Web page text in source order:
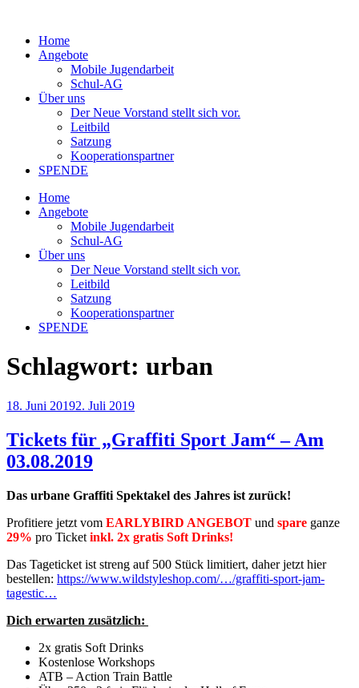
Home
Angebote
Mobile Jugendarbeit
Schul-AG
Über uns
Der Neue Vorstand stellt sich vor.
Leitbild
Satzung
Kooperationspartner
SPENDE
Home
Angebote
Mobile Jugendarbeit
Schul-AG
Über uns
Der Neue Vorstand stellt sich vor.
Leitbild
Satzung
Kooperationspartner
SPENDE
Schlagwort: urban
Veröffentlicht
18. Juni 20192. Juli 2019
Tickets für „Graffiti Sport Jam“ – Am
03.08.2019
Das urbane Graffiti Spektakel des Jahres ist zurück!
Profitiere jetzt vom EARLYBIRD ANGEBOT und spare ganze
29% pro Ticket inkl. 2x gratis Soft Drinks!
Das Tageticket ist streng auf 500 Stück limitiert, daher jetzt hier
bestellen: https://www.wildstyleshop.com/…/graffiti-sport-jam-
tagestic…
Dich erwarten zusätzlich:
2x gratis Soft Drinks
Kostenlose Workshops
ATB – Action Train Battle